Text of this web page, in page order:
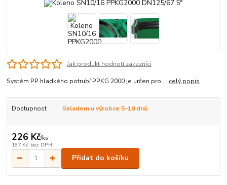
Jak produkt hodnotí zákazníci
Systém PP hladkého potrubí PPKG 2000 je určen pro ... celý popis
Dostupnost Skladem u výrobce 5–10 dnů
226 Kč/ks
187 Kč bez DPH
Přidat do košíku